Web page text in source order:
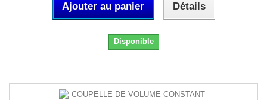
Ajouter au panier Détails
Disponible